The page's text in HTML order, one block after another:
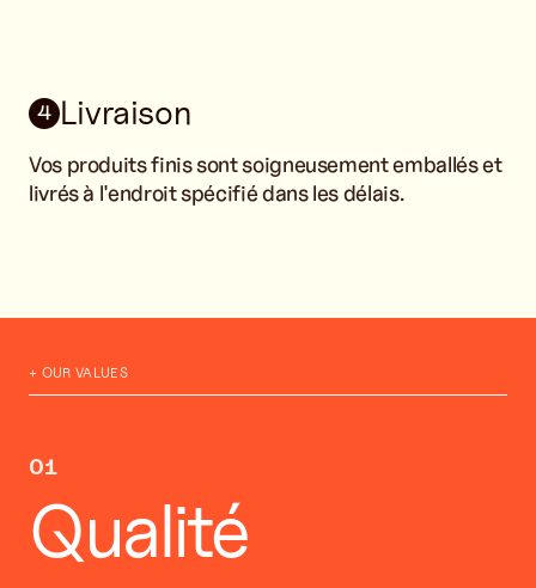
4 Livraison
Vos produits finis sont soigneusement emballés et
livrés à l'endroit spécifié dans les délais.
+ OUR VALUES
01
Qualité